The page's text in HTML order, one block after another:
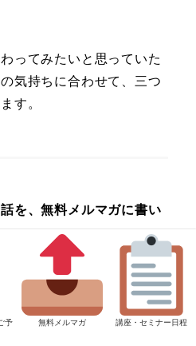
ってみたいと思っていた
気持ちに合わせて、三つ
す。
を、無料メルマガに書い
が、あなたの今のお悩み
ためにお役に立つなら。
予
無料メルマガ 講座・セミナー日程